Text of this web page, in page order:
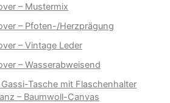
– Mustermix
– Pfoten-/Herzprägung
– Vintage Leder
– Wasserabweisend
Gassi-Tasche mit Flaschenhalter
– Baumwoll-Canvas